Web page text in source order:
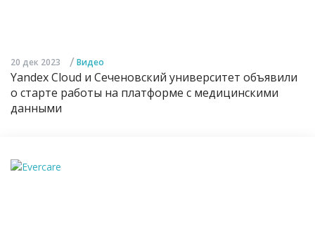
20 дек 2023 / Видео
Yandex Cloud и Сеченовский университет объявили
о старте работы на платформе с медицинскими
данными